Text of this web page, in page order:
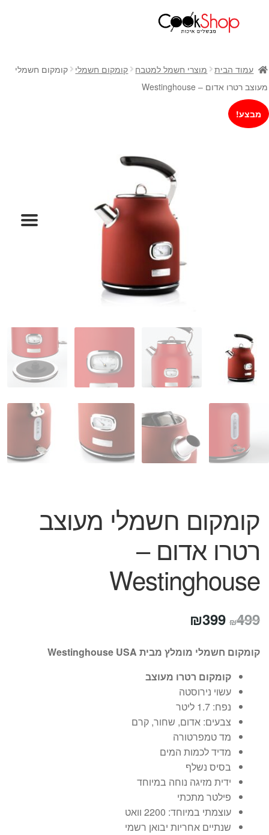
חנות
כלי בישול
סירים
מחבתות
כלי הגשה ואירוח
גאדג'טס וכלי מטבח
מתנות למטבח
מתכונים שלכם
מאמרים
עגלת קניות
עמוד הבית מוצרי חשמל למטבח קומקום חשמלי
קומקום חשמלי
מעוצב רטרו אדום – Westinghouse
מבצע!
קומקום חשמלי מעוצב
רטרו אדום –
Westinghouse
₪499 המחיר
היה:
₪499.
₪399
הוא:
₪399.
קומקום חשמלי מומלץ מבית Westinghouse USA
קומקום רטרו מעוצב
עשוי נירוסטה
נפח: 1.7 ליטר
צבעים: אדום, שחור, קרם
מד טמפרטורה
מדיד לכמות המים
בסיס נשלף
ידית מזיגה נוחה במיוחד
פילטר מתכתי
עוצמתי במיוחד: 2200 וואט
שנתיים אחריות יבואן רשמי